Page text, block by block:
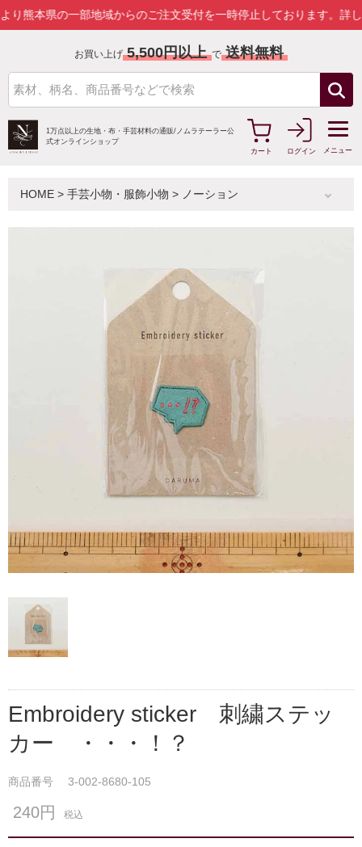
の一部地域からのご注文受付を一時停止しております。詳しくはこ
お買い上げ 5,500円以上 で 送料無料
1万点以上の生地・布・手芸材料の通販/ ノムラテーラー公
式オンラインショップ
カート
ログイン メニュー
HOME > 手芸小物・服飾小物 > ノーション
Embroidery sticker 刺繍ステッ
カー ・・・！？
商品番号 3-002-8680-105
240円 税込